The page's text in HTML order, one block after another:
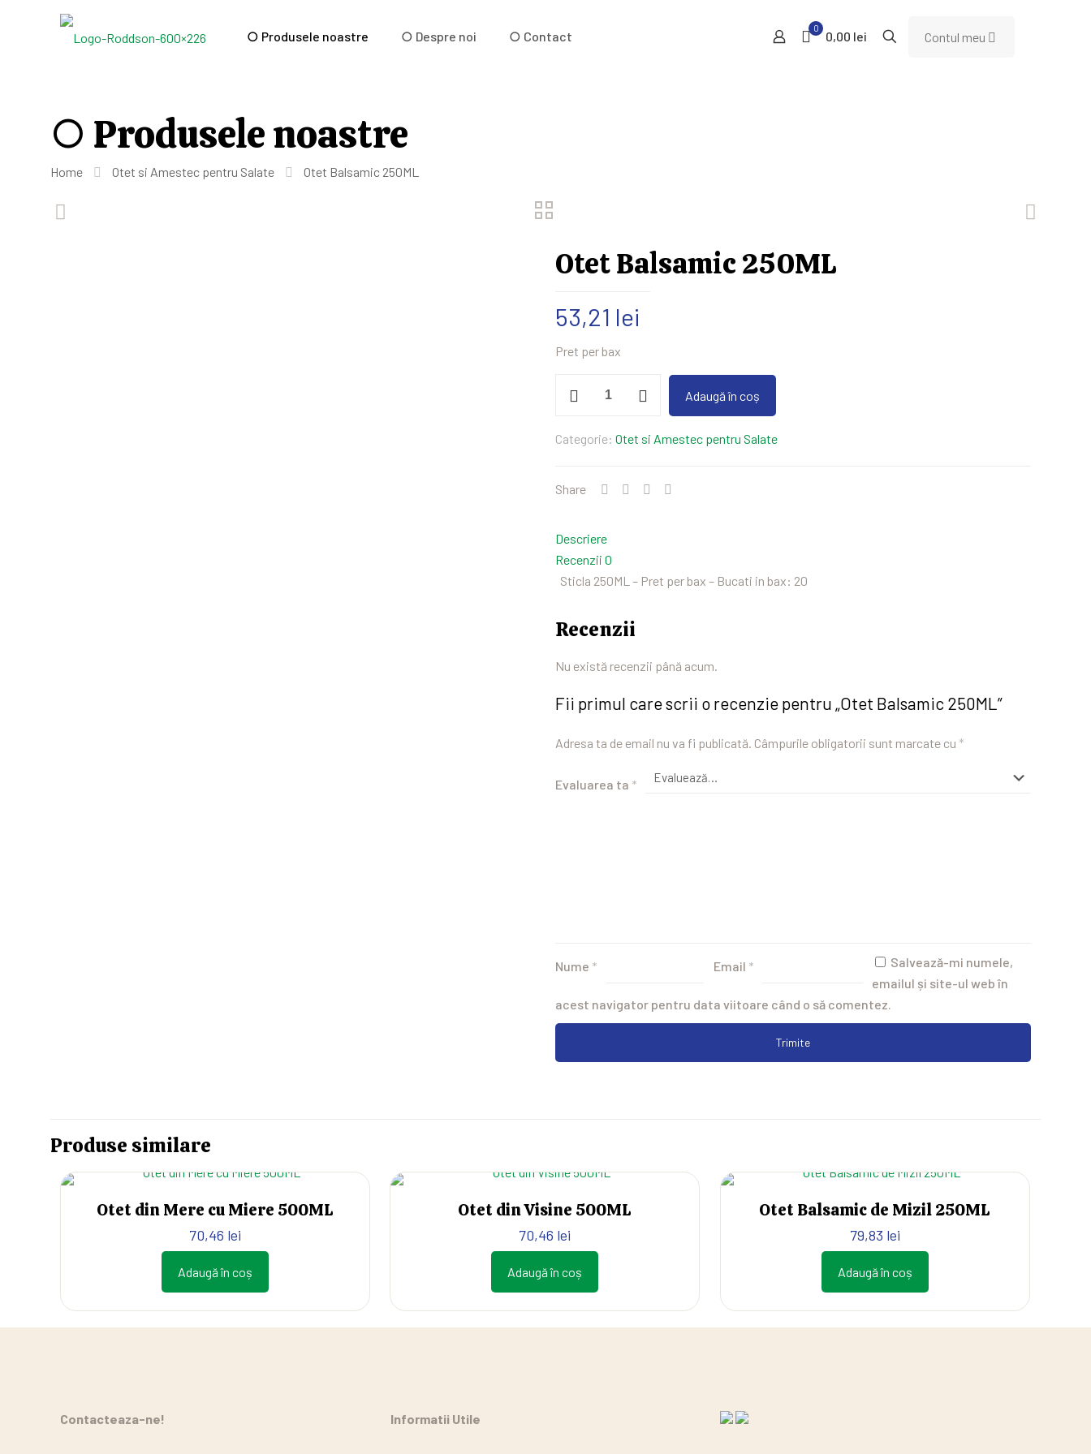
○ Produsele noastre ○ Despre noi ○ Contact
0
0,00 lei Contul meu
○ Produsele noastre
Home Otet si Amestec pentru Salate Otet Balsamic 250ML
Otet Balsamic 250ML
53,21 lei
Pret per bax
Otet
250ML
Adaugă în coș
Categorie: Otet si Amestec pentru Salate
Share
Descriere
Recenzii 0
Sticla 250ML – Pret per bax – Bucati in bax: 20
Recenzii
Nu există recenzii până acum.
Fii primul care scrii o recenzie pentru „Otet Balsamic 250ML”
Adresa ta de email nu va fi publicată. Câmpurile obligatorii sunt marcate cu *
Evaluarea ta *
Nume * Email *
Salvează-mi numele,
emailul și site-ul web în
acest navigator pentru data viitoare când o să comentez.
Produse similare
Otet din Mere cu Miere 500ML
70,46 lei
Adaugă în coș
Otet din Visine 500ML
70,46 lei
Adaugă în coș
Otet Balsamic de Mizil 250ML
79,83 lei
Adaugă în coș
Contacteaza-ne! Informatii Utile